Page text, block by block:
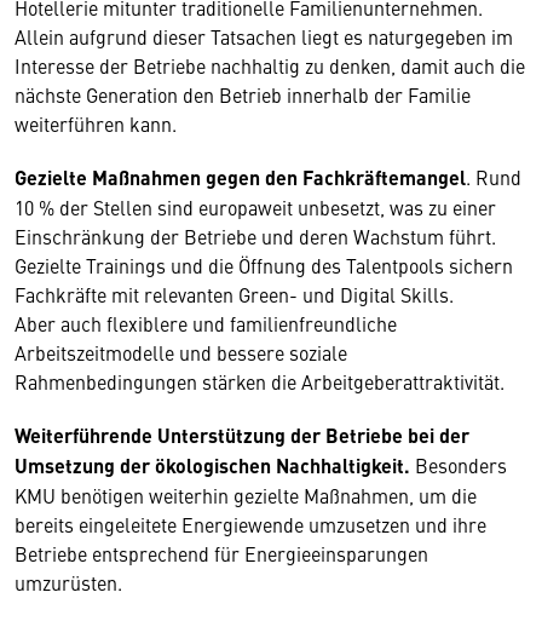
Hotellerie mitunter traditionelle Familienunternehmen.
Allein aufgrund dieser Tatsachen liegt es naturgegeben im
Interesse der Betriebe nachhaltig zu denken, damit auch die
nächste Generation den Betrieb innerhalb der Familie
weiterführen kann.
Gezielte Maßnahmen gegen den Fachkräftemangel. Rund
10 % der Stellen sind europaweit unbesetzt, was zu einer
Einschränkung der Betriebe und deren Wachstum führt.
Gezielte Trainings und die Öffnung des Talentpools sichern
Fachkräfte mit relevanten Green- und Digital Skills.
Aber auch flexiblere und familienfreundliche
Arbeitszeitmodelle und bessere soziale
Rahmenbedingungen stärken die Arbeitgeberattraktivität.
Weiterführende Unterstützung der Betriebe bei der
Umsetzung der ökologischen Nachhaltigkeit. Besonders
KMU benötigen weiterhin gezielte Maßnahmen, um die
bereits eingeleitete Energiewende umzusetzen und ihre
Betriebe entsprechend für Energieeinsparungen
umzurüsten.